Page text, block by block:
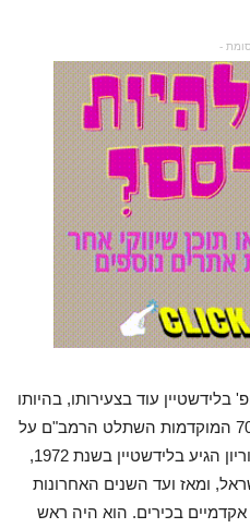
-
עוד בצעירותו, בהיותו
תלמיד ישיבה בניו-יורק. בשנות ה-70 המוקדמות השתלט הרמב"ם על
חייו האקדמיים. לאוניברסיטת בן-גוריון הגיע בלידשטיין בשנת 1972,
ומאז ועד השנים האחרונות
אקדמיים בכירים. הוא היה ראש